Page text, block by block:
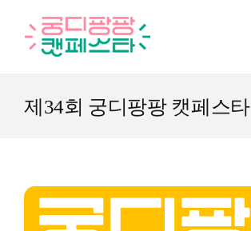
content
제34회 궁디팡팡 캣페스타